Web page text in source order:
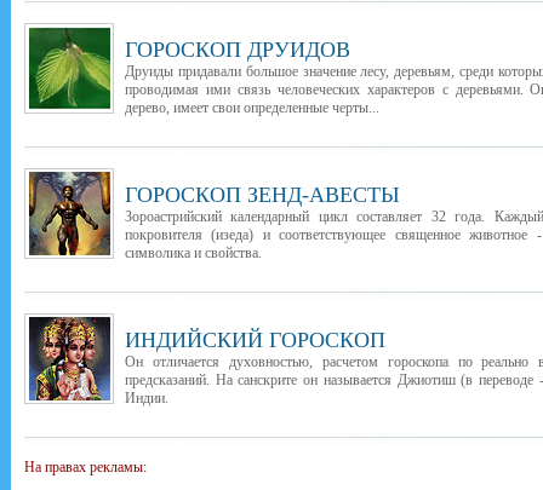
ГОРОСКОП ДРУИДОВ
Друиды придавали большое значение лесу, деревьям, среди
проводимая ими связь человеческих характеров с
дерево, имеет свои определенные черты...
ГОРОСКОП ЗЕНД-АВЕСТЫ
Зороастрийский календарный цикл составляет 32 года.
покровителя (изеда) и соответствующее священное
символика и свойства.
ИНДИЙСКИЙ ГОРОСКОП
Он отличается духовностью, расчетом гороскопа по
предсказаний. На санскрите он называется Джиотиш (в переводе
Индии.
На правах рекламы: